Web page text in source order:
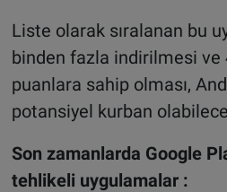
Liste olarak sıralanan bu
binden fazla indirilmesi ve
puanlara sahip olması,
potansiyel kurban
Son zamanlarda Google
tehlikeli uygulamalar :